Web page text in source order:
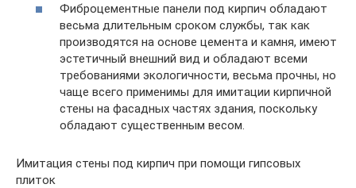
Фиброцементные панели под кирпич обладают
весьма длительным сроком службы, так как
производятся на основе цемента и камня, имеют
эстетичный внешний вид и обладают всеми
требованиями экологичности, весьма прочны, но
чаще всего применимы для имитации кирпичной
стены на фасадных частях здания, поскольку
обладают существенным весом.
Имитация стены под кирпич при помощи гипсовых
плиток